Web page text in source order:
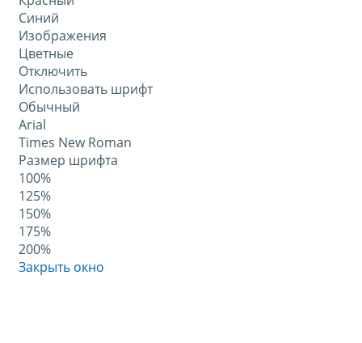
Синий
Изображения
Цветные
Отключить
Использовать шрифт
Обычный
Arial
Times New Roman
Размер шрифта
100%
125%
150%
175%
200%
Закрыть окно